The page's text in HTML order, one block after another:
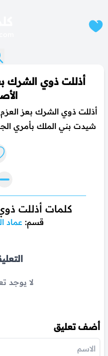
أذللت ذوي الشرك
أذللت ذوي الشرك بعز
شيدت بني الملك بأمري
كلمات أذللت
قسم: عماد
لا يوجد
أضف تعليق